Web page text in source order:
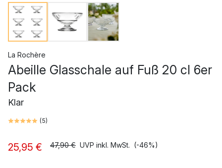
La Rochère
Abeille Glasschale auf Fuß 20 cl 6er
Pack
Klar
(5)
25,95 € 47,90 € UVP inkl. MwSt. (-46%)